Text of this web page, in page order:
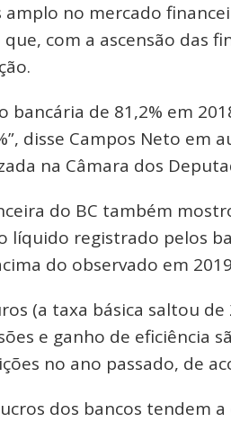
no mercado
com a ascensão das
de 81,2% em
disse Campos Neto em
na Câmara dos
do BC também
líquido registrado pelos
do observado em
(a taxa básica saltou de
e ganho de eficiência
no ano passado, de
dos bancos tendem